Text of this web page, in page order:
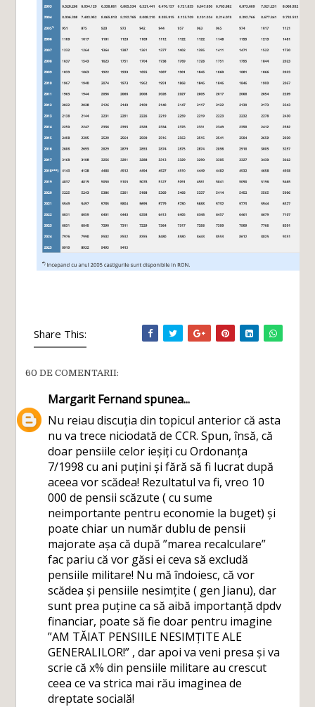
Share This:
60 DE COMENTARII:
Margarit Fernandspunea...
Nu reiau discuția din topicul anterior că asta
nu va trece niciodată de CCR. Spun, însă, că
doar pensiile celor ieșiți cu Ordonanța
7/1998 cu ani puțini și fără să fi lucrat după
aceea vor scădea! Rezultatul va fi, vreo 10
000 de pensii scăzute ( cu sume
neimportante pentru economie la buget) și
poate chiar un număr dublu de pensii
majorate așa că după ”marea recalculare”
fac pariu că vor găsi ei ceva să excludă
pensiile militare! Nu mă îndoiesc, că vor
scădea și pensiile nesimțite ( gen Jianu), dar
sunt prea puține ca să aibă importanță dpdv
financiar, poate să fie doar pentru imagine
”AM TĂIAT PENSIILE NESIMȚITE ALE
GENERALILOR!” , dar apoi va veni presa și va
scrie că x% din pensiile militare au crescut
ceea ce va strica mai rău imaginea de
dreptate socială!